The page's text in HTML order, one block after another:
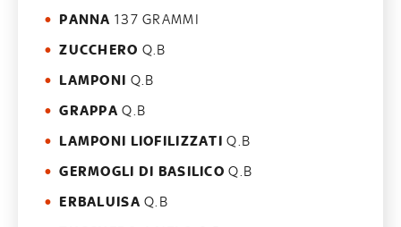
PANNA 137 GRAMMI
ZUCCHERO Q.B
LAMPONI Q.B
GRAPPA Q.B
LAMPONI LIOFILIZZATI Q.B
GERMOGLI DI BASILICO Q.B
ERBALUISA Q.B